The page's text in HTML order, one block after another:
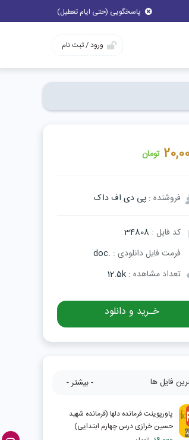
پاسخگویی (حتی ایام تعطیل)
ورود / ثبت نام
تومان
فروشنده : پی دی اف داک
کد فایل : 34808
فرمت فایل دانلودی : .doc
تعداد مشاهده : 12.5k
خـرید و دانلود
فایل ها - بیشتر -
پاورپوینت فرمانده دلها (فرمانده شهید
حسین خرازی درس چهارم ابتدایی)